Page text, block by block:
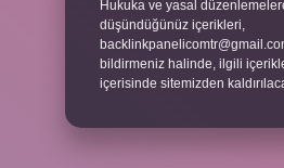
Hukuka ve yasal
düşündüğünüz içerikleri,
bildirmeniz halinde, ilgili
içerisinde sitemizden